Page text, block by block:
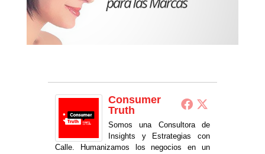
Consumer
Truth
Somos una Consultora de
Insights y Estrategias con
Calle. Humanizamos los negocios en un